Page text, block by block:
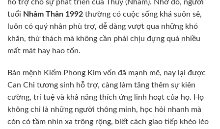
hỗ trợ cho sự phát triển của Thủy (Nhâm). Nhờ đó, người
tuổi Nhâm Thân 1992 thường có cuộc sống khá suôn sẻ,
luôn có quý nhân phù trợ, dễ dàng vượt qua những khó
khăn, thử thách mà không cần phải chịu đựng quá nhiều
mất mát hay hao tổn.
Bản mệnh Kiếm Phong Kim vốn đã mạnh mẽ, nay lại được
Can Chi tương sinh hỗ trợ, càng làm tăng thêm sự kiên
cường, trí tuệ và khả năng thích ứng linh hoạt của họ. Họ
không chỉ là những người thông minh, học hỏi nhanh mà
còn có tầm nhìn xa trông rộng, biết cách giao tiếp khéo léo